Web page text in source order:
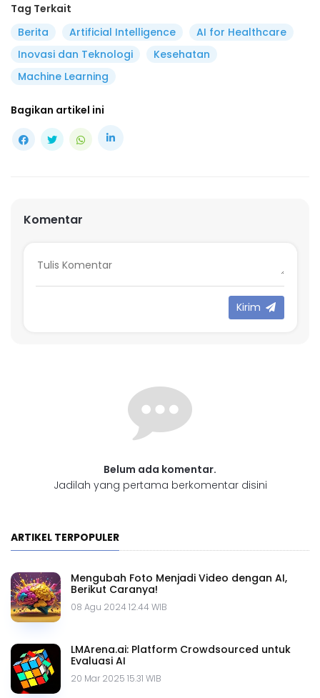
Tag Terkait
Berita
Artificial Intelligence
AI for Healthcare
Inovasi dan Teknologi
Kesehatan
Machine Learning
Bagikan artikel ini
Komentar
Kirim
Belum ada komentar.
Jadilah yang pertama berkomentar disini
ARTIKEL TERPOPULER
Mengubah Foto Menjadi Video dengan AI,
Berikut Caranya!
08 Agu 2024 12.44 WIB
LMArena.ai: Platform Crowdsourced untuk
Evaluasi AI
20 Mar 2025 15.31 WIB